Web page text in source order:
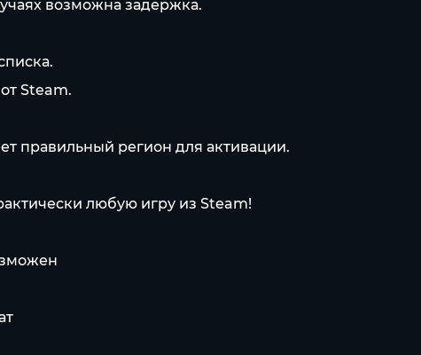
возможна задержка.
Steam.
правильный регион для активации.
любую игру из Steam!